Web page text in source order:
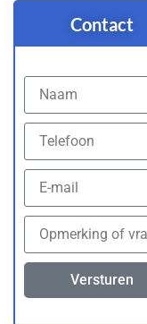
Contact
Versturen